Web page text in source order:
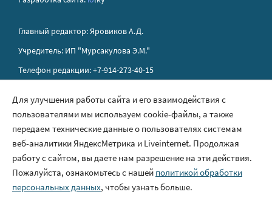
Главный редактор: Яровиков А.Д.
Учредитель: ИП "Мурсакулова Э.М."
Телефон редакции: +7-914-273-40-15
Правила сайта
Политика обработки персональных данных
Размещение рекламы
Контакты
Для улучшения работы сайта и его взаимодействия с
пользователями мы используем cookie-файлы, а также
передаем технические данные о пользователях системам
веб-аналитики ЯндексМетрика и Liveinternet. Продолжая
работу с сайтом, вы даете нам разрешение на эти действия.
Пожалуйста, ознакомьтесь с нашей политикой обработки
персональных данных, чтобы узнать больше.